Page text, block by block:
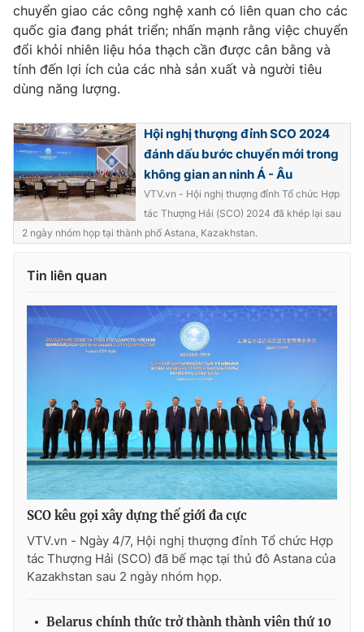
chuyển giao các công nghệ xanh có liên quan cho các
quốc gia đang phát triển; nhấn mạnh rằng việc chuyển
đổi khỏi nhiên liệu hóa thạch cần được cân bằng và
tính đến lợi ích của các nhà sản xuất và người tiêu
dùng năng lượng.
Hội nghị thượng đỉnh SCO 2024
đánh dấu bước chuyển mới trong
không gian an ninh Á - Âu
VTV.vn - Hội nghị thượng đỉnh Tổ chức Hợp
tác Thượng Hải (SCO) 2024 đã khép lại sau
2 ngày nhóm họp tại thành phố Astana, Kazakhstan.
Tin liên quan
SCO kêu gọi xây dựng thế giới đa cực
VTV.vn - Ngày 4/7, Hội nghị thượng đỉnh Tổ chức Hợp
tác Thượng Hải (SCO) đã bế mạc tại thủ đô Astana của
Kazakhstan sau 2 ngày nhóm họp.
Belarus chính thức trở thành thành viên thứ 10